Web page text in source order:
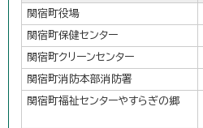
関宿町役場
関宿町保健センター
関宿町クリーンセンター
関宿町消防本部消防署
関宿町福祉センターやすらぎの郷